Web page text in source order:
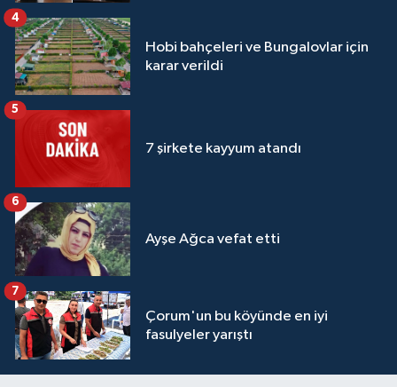
Hobi bahçeleri ve Bungalovlar için
karar verildi
4
7 şirkete kayyum atandı
5
Ayşe Ağca vefat etti
6
Çorum'un bu köyünde en iyi
fasulyeler yarıştı
7